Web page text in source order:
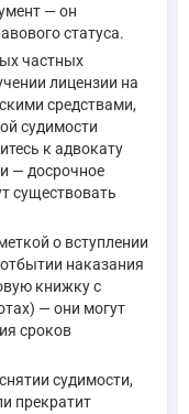
— он
статуса.
частных
лицензии на
средствами,
судимости
к адвокату
— досрочное
существовать
о вступлении
наказания
книжку с
— они могут
сроков
судимости,
прекратит